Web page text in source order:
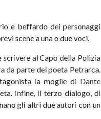
e beffardo dei personaggi
scene a una o due voci.
scrivere al Capo della Polizia
da parte del poeta Petrarca.
la moglie di Dante
Infine, il terzo dialogo, di
gli altri due autori con un